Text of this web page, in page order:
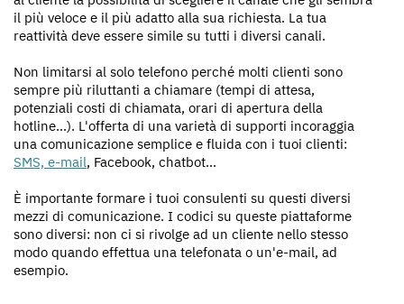
il più veloce e il più adatto alla sua richiesta. La tua
reattività deve essere simile su tutti i diversi canali.
Non limitarsi al solo telefono perché molti clienti sono
sempre più riluttanti a chiamare (tempi di attesa,
potenziali costi di chiamata, orari di apertura della
hotline...). L'offerta di una varietà di supporti incoraggia
una comunicazione semplice e fluida con i tuoi clienti:
SMS, e-mail, Facebook, chatbot...
È importante formare i tuoi consulenti su questi diversi
mezzi di comunicazione. I codici su queste piattaforme
sono diversi: non ci si rivolge ad un cliente nello stesso
modo quando effettua una telefonata o un'e-mail, ad
esempio.